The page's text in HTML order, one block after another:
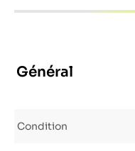
Général
Condition